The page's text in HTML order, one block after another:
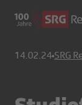
14.02.24 SRG